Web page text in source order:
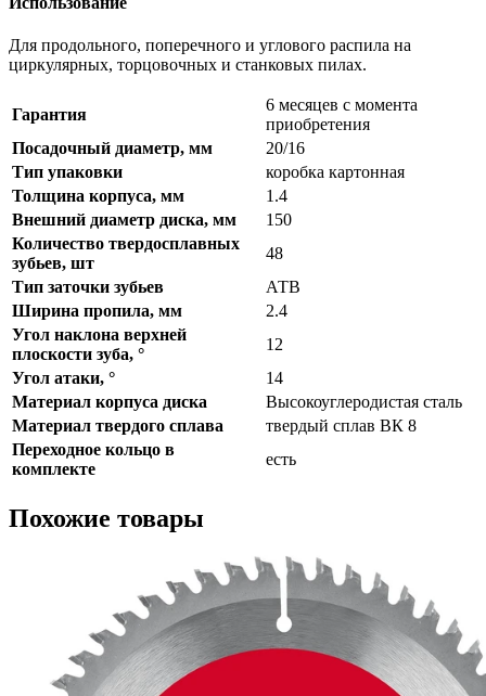
Для продольного, поперечного и углового распила на
циркулярных, торцовочных и станковых пилах.
Гарантия
6 месяцев с момента
приобретения
Посадочный диаметр, мм
20/16
Тип упаковки
коробка картонная
Толщина корпуса, мм
1.4
Внешний диаметр диска, мм
150
Количество твердосплавных
зубьев, шт
48
Тип заточки зубьев
АТВ
Ширина пропила, мм
2.4
Угол наклона верхней
плоскости зуба, °
12
Угол атаки, °
14
Материал корпуса диска
Высокоуглеродистая сталь
Материал твердого сплава
твердый сплав ВК 8
Переходное кольцо в
комплекте
есть
Похожие товары